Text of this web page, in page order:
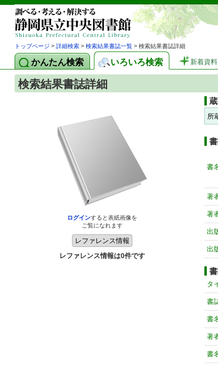
トップページ > 詳細検索 > 検索結果書誌一覧 > 検索結果書誌詳細
かんたん検索 いろいろ検索 新着資料
検索結果書誌詳細
ログインすると表紙画像を
ご覧になれます
レファレンス情報は0件です
所
書
著
著
出
出
タ
書
書
著
書